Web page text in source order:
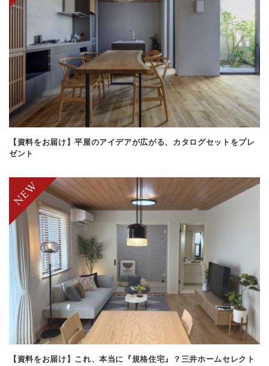
【資料をお届け】平屋のアイデアが広がる、カタログセットをプレ
ゼント
【資料をお届け】これ、本当に『規格住宅』？三井ホームセレクト